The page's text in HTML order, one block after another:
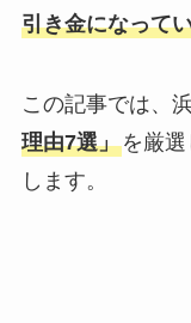
引き金になって
この記事では、
理由7選」を厳
します。